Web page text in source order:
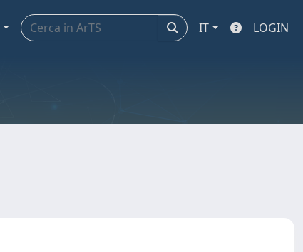
IT LOGIN